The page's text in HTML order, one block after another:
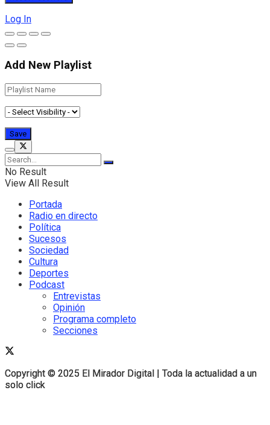
Copyright © 2025 El Mirador Digital | Toda la actualidad a un
solo click
Log In
Add New Playlist
No Result
View All Result
Portada
Radio en directo
Política
Sucesos
Sociedad
Cultura
Deportes
Podcast
Entrevistas
Opinión
Programa completo
Secciones
Copyright © 2025 El Mirador Digital | Toda la actualidad a un
solo click